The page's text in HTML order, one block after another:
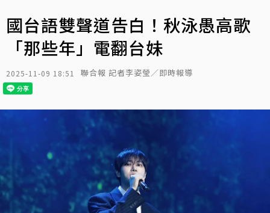
國台語雙聲道告白！秋泳愚高歌
「那些年」電翻台妹
2025-11-09 18:51 聯合報 記者李姿瑩／即時報導